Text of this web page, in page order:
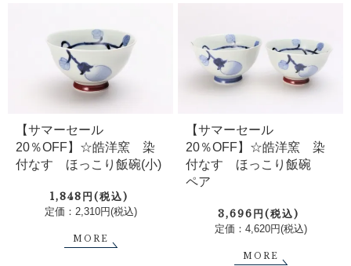
【サマーセール
20％OFF】☆皓洋窯 染
付なす ほっこり飯碗(小)
1,848円(税込)
定価：2,310円(税込)
MORE
【サマーセール
20％OFF】☆皓洋窯 染
付なす ほっこり飯碗
ペア
3,696円(税込)
定価：4,620円(税込)
MORE